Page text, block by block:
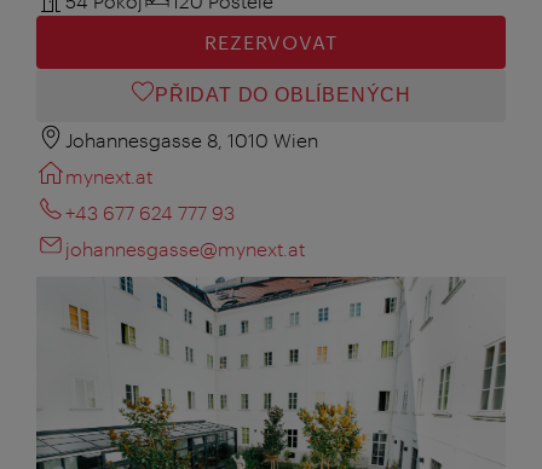
REZERVOVAT
PŘIDAT DO OBLÍBENÝCH
Johannesgasse 8, 1010 Wien
mynext.at
+43 677 624 777 93
johannesgasse@mynext.at